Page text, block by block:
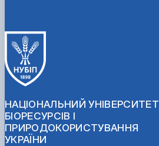
НАЦІОНАЛЬНИЙ УНІВЕРСИТЕТ
БІОРЕСУРСІВ І
ПРИРОДОКОРИСТУВАННЯ
УКРАЇНИ